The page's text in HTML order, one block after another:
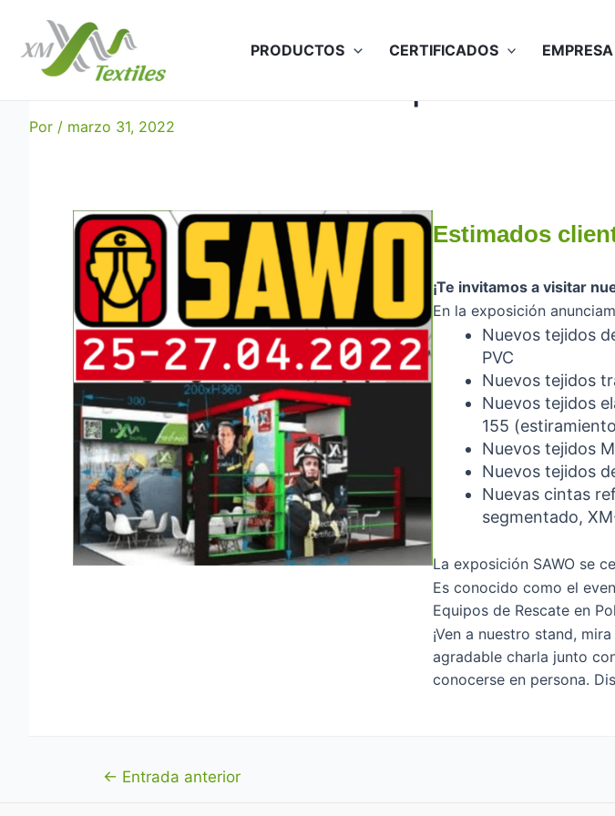
contenido
PRODUCTOS CERTIFICADOS EMPRESA
XM Textiles en sawo-2022 | 25-27 de
Por / marzo 31, 2022
Estimados
¡Te invitamos a visitar
En la exposición
Nuevos tejidos
PVC
Nuevos tejidos
Nuevos tejidos
155
Nuevos tejidos
Nuevos tejidos
Nuevas cintas
segmentado,
La exposición SAWO se
Es conocido como el
Equipos de Rescate en
¡Ven a nuestro stand,
agradable charla junto
conocerse en persona.
Navegación
← Entrada anterior